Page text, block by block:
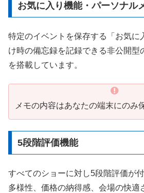
お気に入り機能・パーソナル
特定のイベントを保存する「お気に
け時の備忘録を記録できる非公開型
を搭載しています。
メモの内容はあなたの端末にのみ
5段階評価機能
すべてのショーに対し5段階評価が
多様性、価格の納得感、会場の快適